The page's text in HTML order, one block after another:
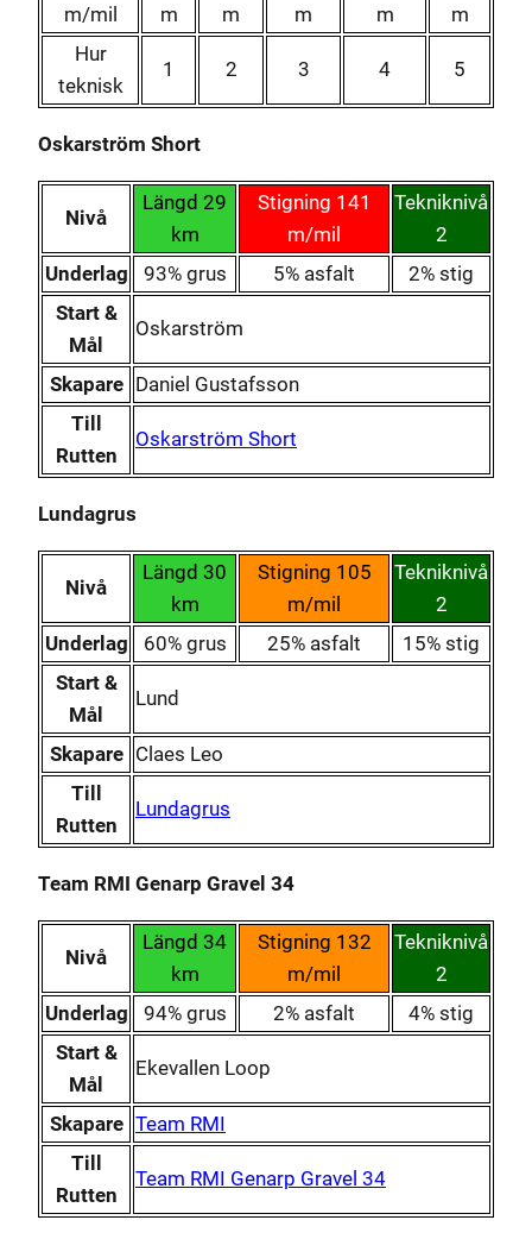
m/mil
m
m
m
m
m
Hur
teknisk
1 2 3 4 5
Oskarström Short
Nivå
Längd 29
km
Stigning 141
m/mil
Tekniknivå
2
Underlag
93% grus 5% asfalt
2% stig
Start &
Mål
Oskarström
Skapare Daniel Gustafsson
Till
Rutten
Oskarström Short
Lundagrus
Nivå
Längd 30
km
Stigning 105
m/mil
Tekniknivå
2
Underlag
60% grus 25% asfalt
15% stig
Start &
Mål
Lund
Skapare Claes Leo
Till
Rutten
Lundagrus
Team RMI Genarp Gravel 34
Nivå
Längd 34
km
Stigning 132
m/mil
Tekniknivå
2
Underlag
94% grus 2% asfalt
4% stig
Start &
Mål
Ekevallen Loop
Skapare Team RMI
Till
Rutten
Team RMI Genarp Gravel 34